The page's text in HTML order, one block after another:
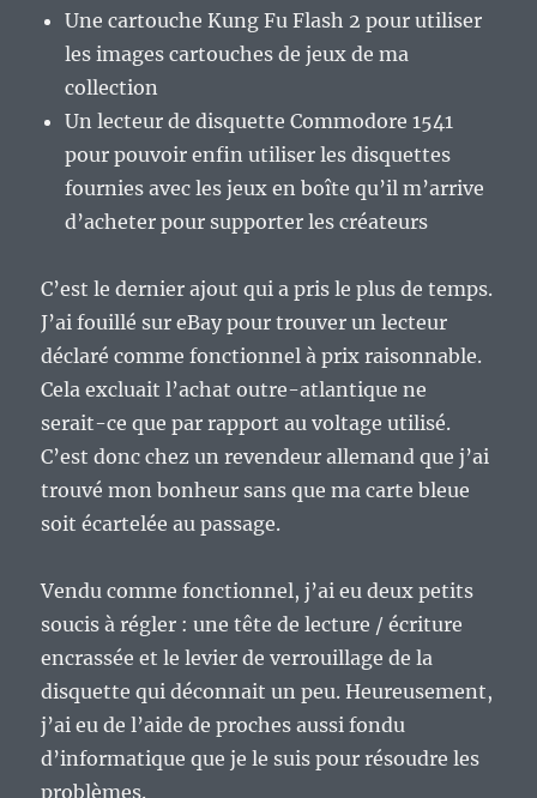
Une cartouche Kung Fu Flash 2 pour utiliser
les images cartouches de jeux de ma
collection
Un lecteur de disquette Commodore 1541
pour pouvoir enfin utiliser les disquettes
fournies avec les jeux en boîte qu’il m’arrive
d’acheter pour supporter les créateurs
C’est le dernier ajout qui a pris le plus de temps.
J’ai fouillé sur eBay pour trouver un lecteur
déclaré comme fonctionnel à prix raisonnable.
Cela excluait l’achat outre-atlantique ne
serait-ce que par rapport au voltage utilisé.
C’est donc chez un revendeur allemand que j’ai
trouvé mon bonheur sans que ma carte bleue
soit écartelée au passage.
Vendu comme fonctionnel, j’ai eu deux petits
soucis à régler : une tête de lecture / écriture
encrassée et le levier de verrouillage de la
disquette qui déconnait un peu. Heureusement,
j’ai eu de l’aide de proches aussi fondu
d’informatique que je le suis pour résoudre les
problèmes.